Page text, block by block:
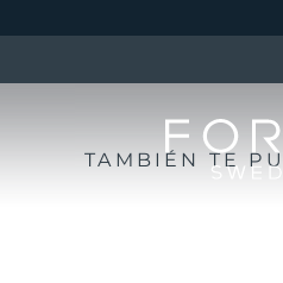
TAMBIÉN TE